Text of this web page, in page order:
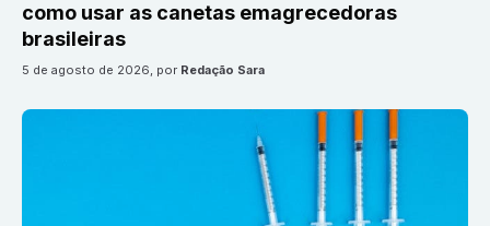
como usar as canetas emagrecedoras
brasileiras
5 de agosto de 2026, por Redação Sara